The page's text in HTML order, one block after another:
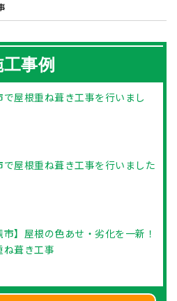
事例
で屋根重ね葺き工事を行いまし
で屋根重ね葺き工事を行いました
市】屋根の色あせ・劣化を一新！
ね葺き工事